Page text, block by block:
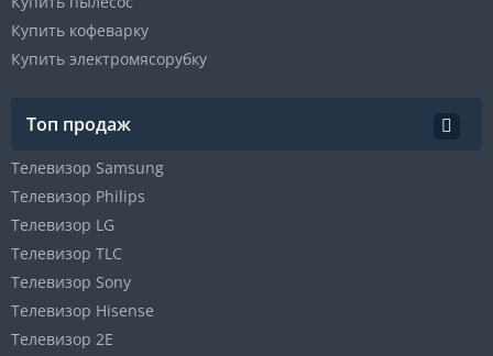
Купить кофеварку
Купить электромясорубку
Топ продаж
Телевизор Samsung
Телевизор Philips
Телевизор LG
Телевизор TLC
Телевизор Sony
Телевизор Hisense
Телевизор 2E